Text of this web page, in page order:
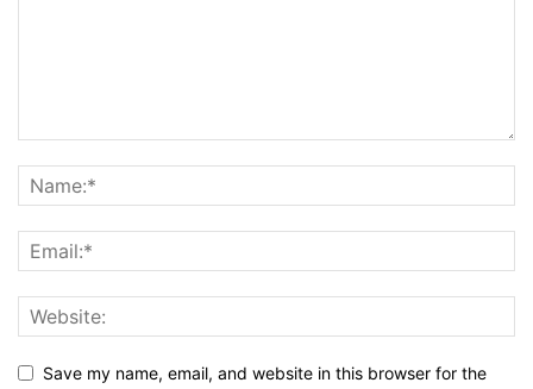
Save my name, email, and website in this browser for the